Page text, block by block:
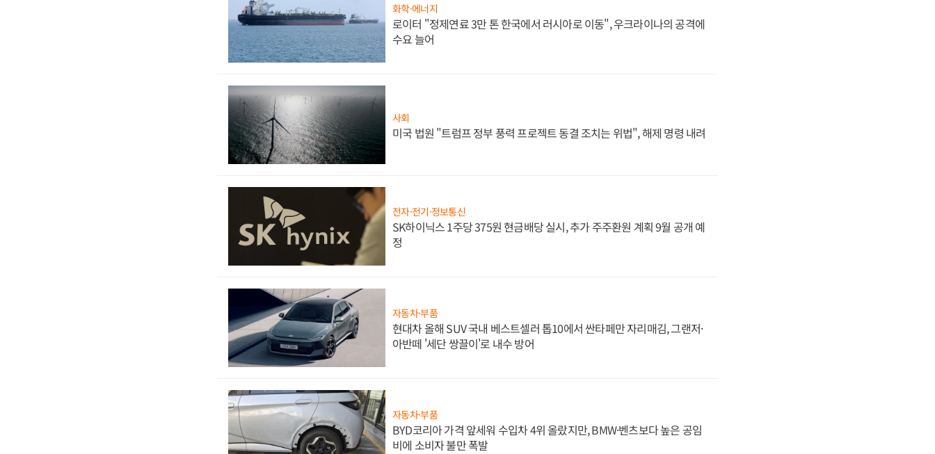
화학·에너지
로이터 "정제연료 3만 톤 한국에서 러시아로 이동", 우크라이나의 공격에
수요 늘어
사회
미국 법원 "트럼프 정부 풍력 프로젝트 동결 조치는 위법", 해제 명령 내려
전자·전기·정보통신
SK하이닉스 1주당 375원 현금배당 실시, 추가 주주환원 계획 9월 공개 예
정
자동차·부품
현대차 올해 SUV 국내 베스트셀러 톱10에서 싼타페만 자리매김, 그랜저·
아반떼 '세단 쌍끌이'로 내수 방어
자동차·부품
BYD코리아 가격 앞세워 수입차 4위 올랐지만, BMW·벤츠보다 높은 공임
비에 소비자 불만 폭발